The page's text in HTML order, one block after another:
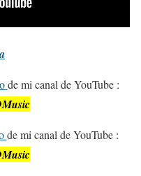
de mi canal de YouTube :
de mi canal de YouTube :